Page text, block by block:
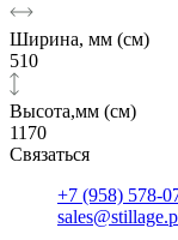
Ширина, мм (см)
510
Высота,мм (см)
1170
Связаться
+7 (958) 578-